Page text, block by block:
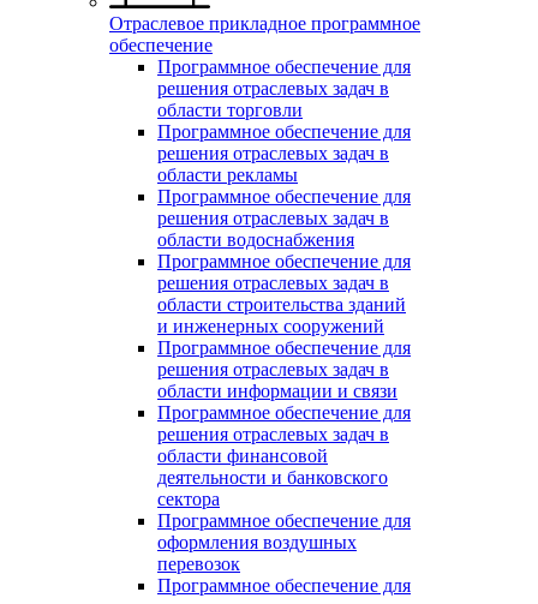
Отраслевое прикладное программное
обеспечение
Программное обеспечение для
решения отраслевых задач в
области торговли
Программное обеспечение для
решения отраслевых задач в
области рекламы
Программное обеспечение для
решения отраслевых задач в
области водоснабжения
Программное обеспечение для
решения отраслевых задач в
области строительства зданий
и инженерных сооружений
Программное обеспечение для
решения отраслевых задач в
области информации и связи
Программное обеспечение для
решения отраслевых задач в
области финансовой
деятельности и банковского
сектора
Программное обеспечение для
оформления воздушных
перевозок
Программное обеспечение для